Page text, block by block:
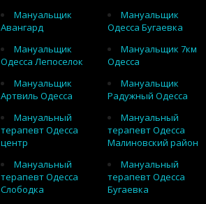
Мануальщик
Авангард
Мануальщик
Одесса Бугаевка
Мануальщик
Одесса Лепоселок
Мануальщик 7км
Одесса
Мануальщик
Артвиль Одесса
Мануальщик
Радужный Одесса
Мануальный
терапевт Одесса
центр
Мануальный
терапевт Одесса
Малиновский район
Мануальный
терапевт Одесса
Слободка
Мануальный
терапевт Одесса
Бугаевка